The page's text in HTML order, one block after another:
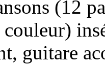
(12
guitare